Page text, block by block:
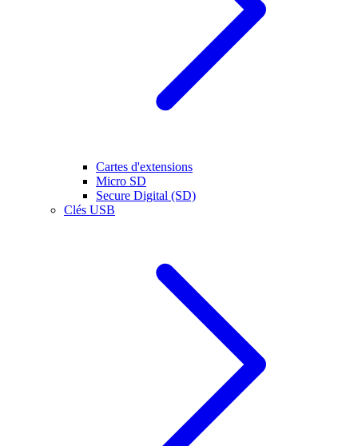
Cartes d'extensions
Micro SD
Secure Digital (SD)
Clés USB